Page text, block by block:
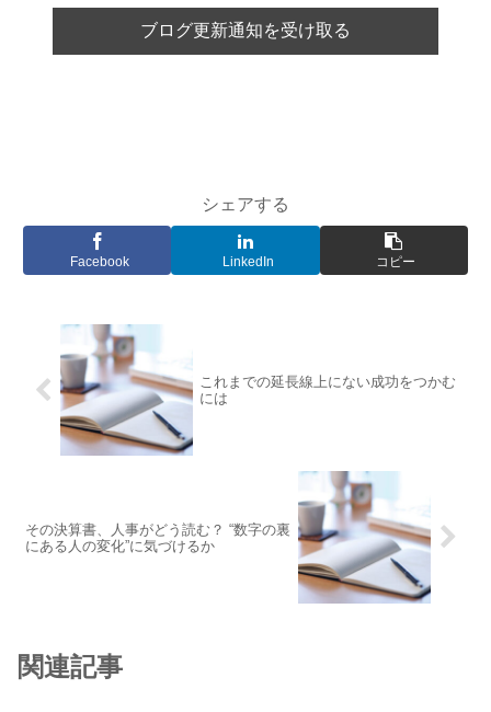
シェアする
Facebook LinkedIn コピー
これまでの延長線上にない成功をつかむ
には
その決算書、人事がどう読む？ “数字の裏
にある人の変化”に気づけるか
関連記事